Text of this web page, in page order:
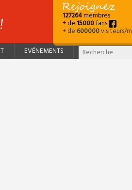
127264membres
+ de15000fans
+ de600000visiteurs/
EVÉNEMENTS